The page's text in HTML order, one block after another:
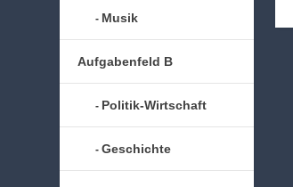
Musik
Aufgabenfeld B
Politik-Wirtschaft
Geschichte